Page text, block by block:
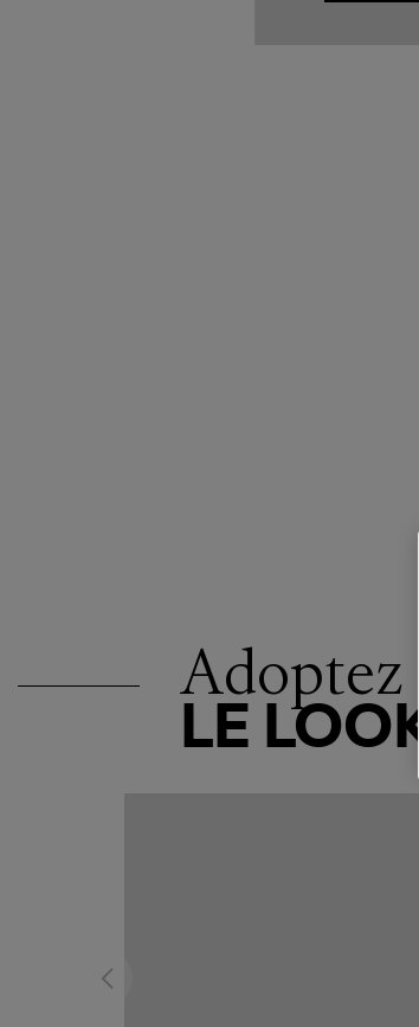
Adoptez
LE LOOK